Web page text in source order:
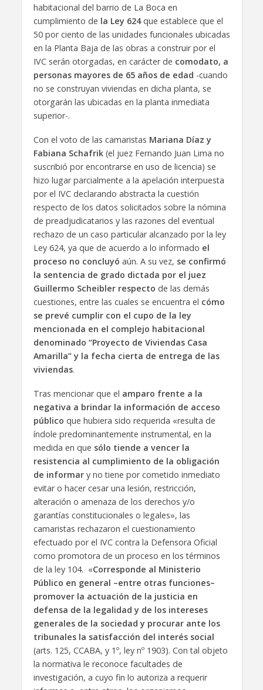
habitacional del barrio de La Boca en
cumplimiento de la Ley 624que establece que el
50 por ciento de las unidades funcionales ubicadas
en la Planta Baja de las obras a construir por el
IVC serán otorgadas, en carácter de comodato, a
personas mayores de 65 años de edad -cuando
no se construyan viviendas en dicha planta, se
otorgarán las ubicadas en la planta inmediata
superior-.
Con el voto de las camaristas Mariana Díaz y
Fabiana Schafrik(el juez Fernando Juan Lima no
suscribió por encontrarse en uso de licencia) se
hizo lugar parcialmente a la apelación interpuesta
por el IVC declarando abstracta la cuestión
respecto de los datos solicitados sobre la nómina
de preadjudicatarios y las razones del eventual
rechazo de un caso particular alcanzado por la ley
Ley 624, ya que de acuerdo a lo informado el
proceso no concluyó aún. A su vez, se confirmó
la sentencia de grado dictada por el juez
Guillermo Scheibler respecto de las demás
cuestiones, entre las cuales se encuentra el cómo
se prevé cumplir con el cupo de la ley
mencionada en el complejo habitacional
denominado “Proyecto de Viviendas Casa
Amarilla” y la fecha cierta de entrega de las
viviendas.
Tras mencionar que el amparo frente a la
negativa a brindar la información de acceso
público que hubiera sido requerida «resulta de
índole predominantemente instrumental, en la
medida en que sólo tiende a vencer la
resistencia al cumplimiento de la obligación
de informary no tiene por cometido inmediato
evitar o hacer cesar una lesión, restricción,
alteración o amenaza de los derechos y/o
garantías constitucionales o legales», las
camaristas rechazaron el cuestionamiento
efectuado por el IVC contra la Defensora Oficial
como promotora de un proceso en los términos
de la ley 104. «Corresponde al Ministerio
Público en general –entre otras funciones–
promover la actuación de la justicia en
defensa de la legalidad y de los intereses
generales de la sociedad y procurar ante los
tribunales la satisfacción del interés social
(arts. 125, CCABA, y 1º, ley nº 1903). Con tal objeto
la normativa le reconoce facultades de
investigación, a cuyo fin lo autoriza a requerir